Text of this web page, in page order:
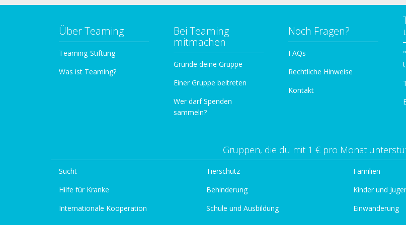
Über Teaming
Teaming-Stiftung
Was ist Teaming?
Bei Teaming
mitmachen
Gründe deine Gruppe
Einer Gruppe beitreten
Wer darf Spenden
sammeln?
Noch Fragen?
FAQs
Rechtliche Hinweise
Kontakt
Gruppen, die du mit 1 € pro Monat
Sucht
Hilfe für Kranke
Internationale Kooperation
Tierschutz
Behinderung
Schule und Ausbildung
Familien
Kinder und
Einwanderung